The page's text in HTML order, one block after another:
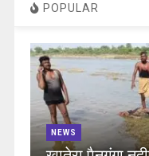
POPULAR
NEWS